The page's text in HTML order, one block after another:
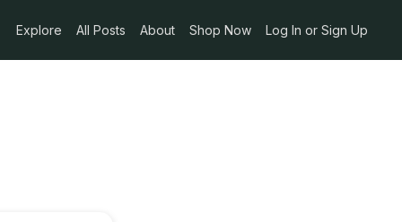
Explore All Posts About Shop Now Log In or Sign Up